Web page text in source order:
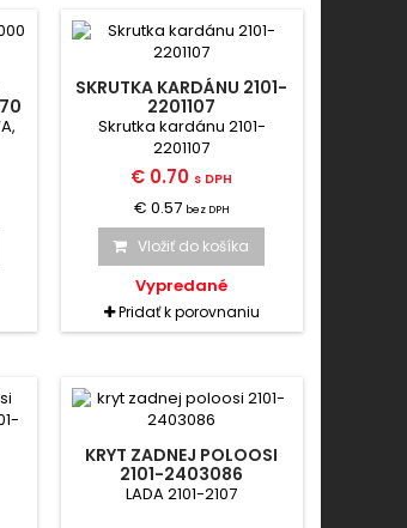
SKRUTKA KARDÁNU 2101-
2201107
Skrutka kardánu 2101-
2201107
€ 0.70 s DPH
€ 0.57 bez DPH
Vložiť do košíka
Vypredané
Pridať k porovnaniu
KRYT ZADNEJ POLOOSI
2101-2403086
LADA 2101-2107